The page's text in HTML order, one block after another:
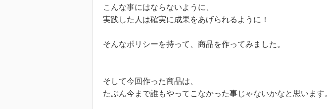
こんな事にはならないように、
実践した人は確実に成果をあげられるように！
そんなポリシーを持って、商品を作ってみました。
そして今回作った商品は、
たぶん今まで誰もやってこなかった事じゃないかなと思います。